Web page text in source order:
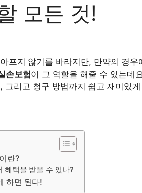
모든 것!
프지 않기를 바라지만, 만약의 경
손보험이 그 역할을 해줄 수 있는데
그리고 청구 방법까지 쉽고 재미있
란?
혜택을 받을 수 있나?
하면 된다!